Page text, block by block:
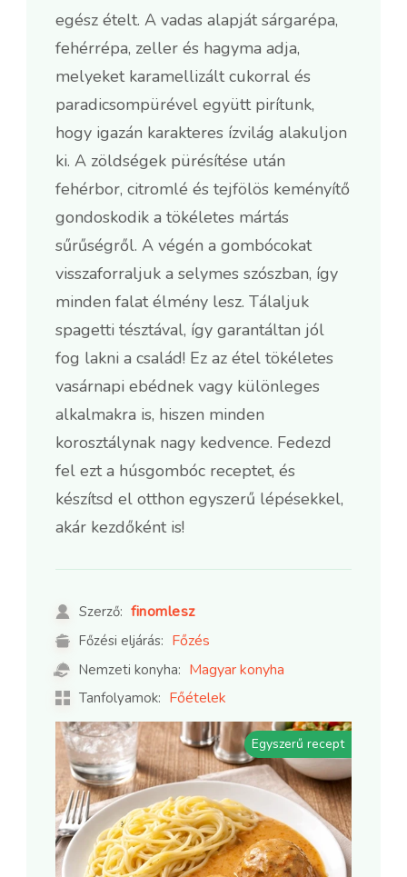
egész ételt. A vadas alapját sárgarépa,
fehérrépa, zeller és hagyma adja,
melyeket karamellizált cukorral és
paradicsompürével együtt pirítunk,
hogy igazán karakteres ízvilág alakuljon
ki. A zöldségek pürésítése után
fehérbor, citromlé és tejfölös keményítő
gondoskodik a tökéletes mártás
sűrűségről. A végén a gombócokat
visszaforraljuk a selymes szószban, így
minden falat élmény lesz. Tálaljuk
spagetti tésztával, így garantáltan jól
fog lakni a család! Ez az étel tökéletes
vasárnapi ebédnek vagy különleges
alkalmakra is, hiszen minden
korosztálynak nagy kedvence. Fedezd
fel ezt a húsgombóc receptet, és
készítsd el otthon egyszerű lépésekkel,
akár kezdőként is!
Szerző: finomlesz
Főzési eljárás: Főzés
Nemzeti konyha: Magyar konyha
Tanfolyamok: Főételek
Egyszerű recept